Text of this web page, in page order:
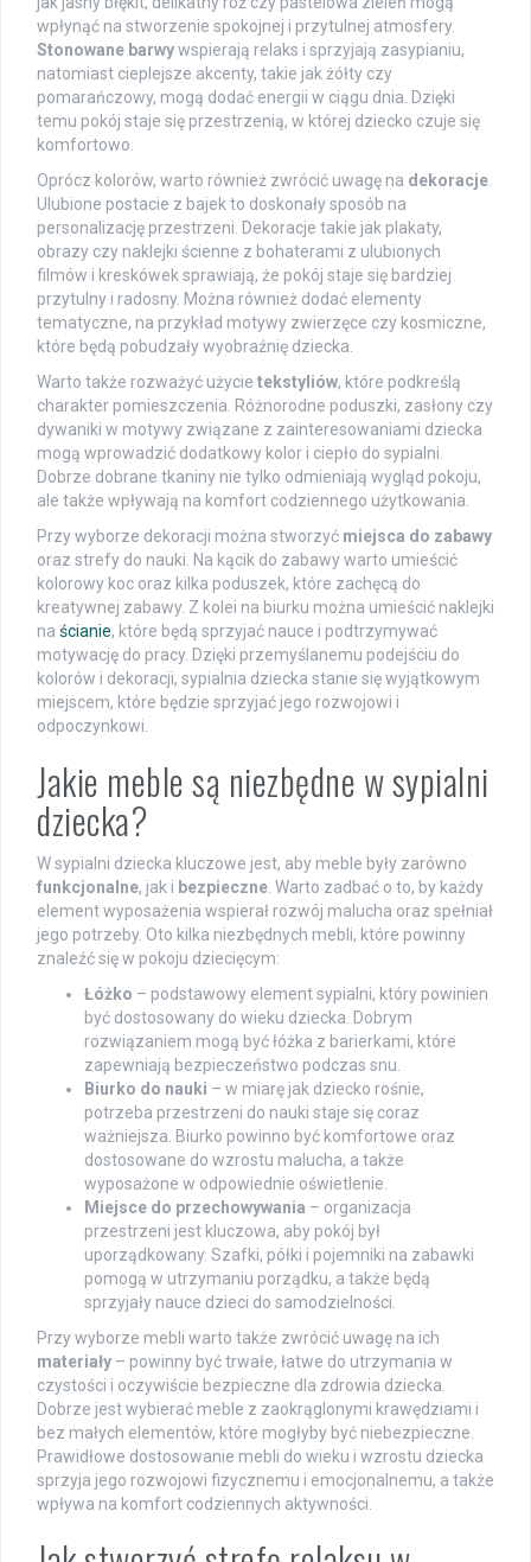
wpłynąć na stworzenie spokojnej i przytulnej atmosfery.
Stonowane barwywspierają relaks i sprzyjają zasypianiu,
natomiast cieplejsze akcenty, takie jak żółty czy
pomarańczowy, mogą dodać energii w ciągu dnia. Dzięki
temu pokój staje się przestrzenią, w której dziecko czuje się
komfortowo.
Oprócz kolorów, warto również zwrócić uwagę na dekoracje.
Ulubione postacie z bajek to doskonały sposób na
personalizację przestrzeni. Dekoracje takie jak plakaty,
obrazy czy naklejki ścienne z bohaterami z ulubionych
filmów i kreskówek sprawiają, że pokój staje się bardziej
przytulny i radosny. Można również dodać elementy
tematyczne, na przykład motywy zwierzęce czy kosmiczne,
które będą pobudzały wyobraźnię dziecka.
Warto także rozważyć użycie tekstyliów, które podkreślą
charakter pomieszczenia. Różnorodne poduszki, zasłony czy
dywaniki w motywy związane z zainteresowaniami dziecka
mogą wprowadzić dodatkowy kolor i ciepło do sypialni.
Dobrze dobrane tkaniny nie tylko odmieniają wygląd pokoju,
ale także wpływają na komfort codziennego użytkowania.
Przy wyborze dekoracji można stworzyć miejsca do zabawy
oraz strefy do nauki. Na kącik do zabawy warto umieścić
kolorowy koc oraz kilka poduszek, które zachęcą do
kreatywnej zabawy. Z kolei na biurku można umieścić naklejki
na ścianie, które będą sprzyjać nauce i podtrzymywać
motywację do pracy. Dzięki przemyślanemu podejściu do
kolorów i dekoracji, sypialnia dziecka stanie się wyjątkowym
miejscem, które będzie sprzyjać jego rozwojowi i
odpoczynkowi.
Jakie meble są niezbędne w sypialni
dziecka?
W sypialni dziecka kluczowe jest, aby meble były zarówno
funkcjonalne, jak i bezpieczne. Warto zadbać o to, by każdy
element wyposażenia wspierał rozwój malucha oraz spełniał
jego potrzeby. Oto kilka niezbędnych mebli, które powinny
znaleźć się w pokoju dziecięcym:
Łóżko – podstawowy element sypialni, który powinien
być dostosowany do wieku dziecka. Dobrym
rozwiązaniem mogą być łóżka z barierkami, które
zapewniają bezpieczeństwo podczas snu.
Biurko do nauki – w miarę jak dziecko rośnie,
potrzeba przestrzeni do nauki staje się coraz
ważniejsza. Biurko powinno być komfortowe oraz
dostosowane do wzrostu malucha, a także
wyposażone w odpowiednie oświetlenie.
Miejsce do przechowywania – organizacja
przestrzeni jest kluczowa, aby pokój był
uporządkowany. Szafki, półki i pojemniki na zabawki
pomogą w utrzymaniu porządku, a także będą
sprzyjały nauce dzieci do samodzielności.
Przy wyborze mebli warto także zwrócić uwagę na ich
materiały – powinny być trwałe, łatwe do utrzymania w
czystości i oczywiście bezpieczne dla zdrowia dziecka.
Dobrze jest wybierać meble z zaokrąglonymi krawędziami i
bez małych elementów, które mogłyby być niebezpieczne.
Prawidłowe dostosowanie mebli do wieku i wzrostu dziecka
sprzyja jego rozwojowi fizycznemu i emocjonalnemu, a także
wpływa na komfort codziennych aktywności.